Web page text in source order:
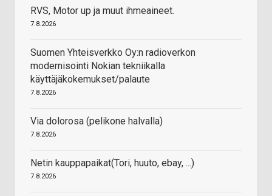
RVS, Motor up ja muut ihmeaineet.
7.8.2026
Suomen Yhteisverkko Oy:n radioverkon
modernisointi Nokian tekniikalla
käyttäjäkokemukset/palaute
7.8.2026
Via dolorosa (pelikone halvalla)
7.8.2026
Netin kauppapaikat(Tori, huuto, ebay, ...)
7.8.2026